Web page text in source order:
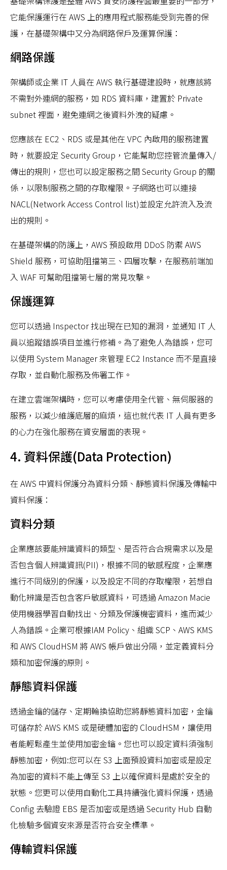
它能保護運行在 AWS 上的應用程式服務能受到完善的保
護，在基礎架構中又分為網路保戶及運算保護：
網路保護
架構師或企業 IT 人員在 AWS 執行基礎建設時，就應該將
不需對外連網的服務，如 RDS 資料庫，建置於 Private
subnet 裡面，避免連網之後資料外洩的疑慮。
您應該在 EC2、RDS 或是其他在 VPC 內啟用的服務建置
時，就要設定 Security Group，它能幫助您控管流量傳入/
傳出的規則，您也可以設定服務之間 Security Group 的關
係，以限制服務之間的存取權限。子網路也可以連接
NACL(Network Access Control list)並設定允許流入及流
出的規則。
在基礎架構的防護上，AWS 預設啟用 DDoS 防禦 AWS
Shield 服務，可協助阻擋第三、四層攻擊，在服務前端加
入 WAF 可幫助阻擋第七層的常見攻擊。
保護運算
您可以透過 Inspector 找出現在已知的漏洞，並通知 IT 人
員以追蹤錯誤項目並進行修補。為了避免人為錯誤，您可
以使用 System Manager 來管理 EC2 Instance 而不是直接
存取，並自動化服務及佈署工作。
在建立雲端架構時，您可以考慮使用全代管、無伺服器的
服務，以減少維護底層的麻煩，這也就代表 IT 人員有更多
的心力在強化服務在資安層面的表現。
4. 資料保護(Data Protection)
在 AWS 中資料保護分為資料分類、靜態資料保護及傳輸中
資料保護：
資料分類
企業應該要能辨識資料的類型、是否符合合規需求以及是
否包含個人辨識資訊(PII)，根據不同的敏感程度，企業應
進行不同級別的保護，以及設定不同的存取權限，若想自
動化辨識是否包含客戶敏感資料，可透過 Amazon Macie
使用機器學習自動找出、分類及保護機密資料，進而減少
人為錯誤。企業可根據IAM Policy、組織 SCP、AWS KMS
和 AWS CloudHSM 將 AWS 帳戶做出分隔，並定義資料分
類和加密保護的原則。
靜態資料保護
透過金鑰的儲存、定期輪換協助您將靜態資料加密，金鑰
可儲存於 AWS KMS 或是硬體加密的 CloudHSM，讓使用
者能輕鬆產生並使用加密金鑰。您也可以設定資料須強制
靜態加密，例如:您可以在 S3 上面預設資料加密或是設定
為加密的資料不能上傳至 S3 上以確保資料是處於安全的
狀態。您更可以使用自動化工具持續強化資料保護，透過
Config 去驗證 EBS 是否加密或是透過 Security Hub 自動
化檢驗多個資安來源是否符合安全標準。
傳輸資料保護